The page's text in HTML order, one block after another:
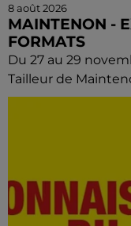
8 août 2026
MAINTENON -
FORMATS
Du 27 au 29
Tailleur de